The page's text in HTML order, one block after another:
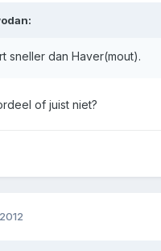
sneller dan Haver(mout).
of juist niet?